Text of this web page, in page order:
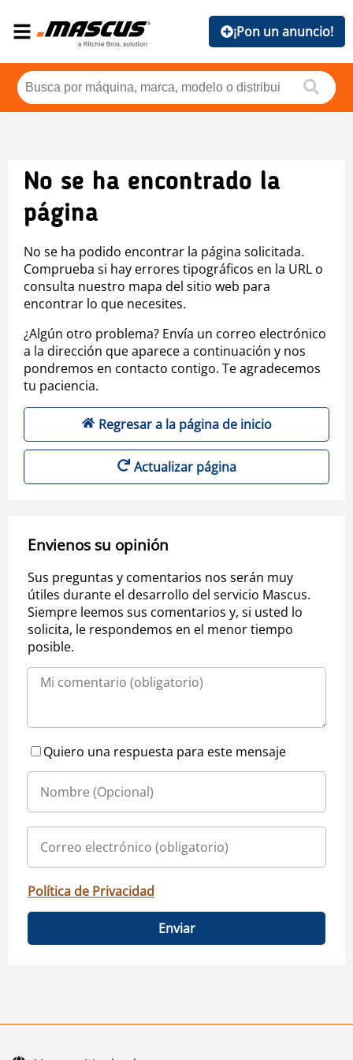
¡Pon un anuncio!
No se ha encontrado la
página
No se ha podido encontrar la página solicitada.
Comprueba si hay errores tipográficos en la URL o
consulta nuestro mapa del sitio web para
encontrar lo que necesites.
¿Algún otro problema? Envía un correo electrónico
a la dirección que aparece a continuación y nos
pondremos en contacto contigo. Te agradecemos
tu paciencia.
Regresar a la página de inicio
Actualizar página
Envienos su opinión
Sus preguntas y comentarios nos serán muy
útiles durante el desarrollo del servicio Mascus.
Siempre leemos sus comentarios y, si usted lo
solicita, le respondemos en el menor tiempo
posible.
Quiero una respuesta para este mensaje
Política de Privacidad
Enviar